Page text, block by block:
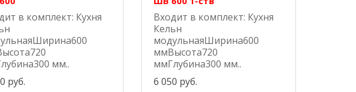
в комплект: Кухня
мм..
руб.
Входит в комплект: Кухня
Кельн
модульнаяШирина600
ммВысота720
ммГлубина300 мм..
6 050 руб.